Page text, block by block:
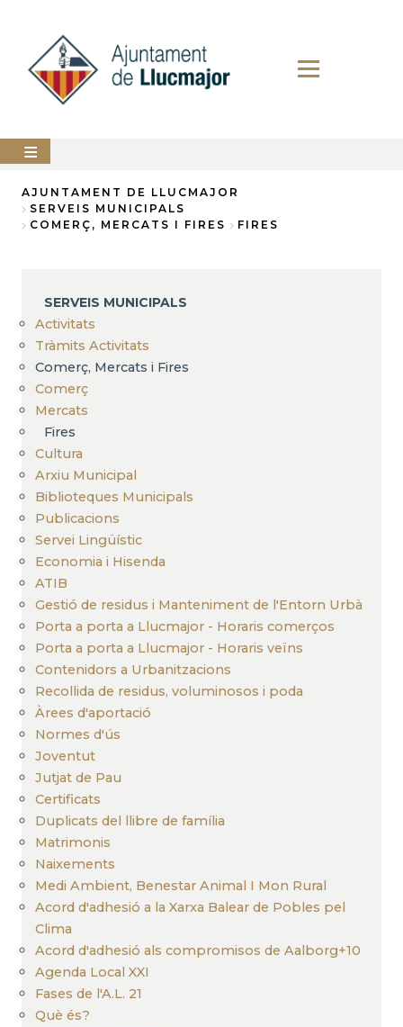
contingut
AJUNTAMENT
LLUCMAJOR
PERFIL
DEL
CONTRACTANT
Fil
AJUNTAMENT DE LLUCMAJOR
SERVEIS MUNICIPALS
COMERÇ, MERCATS I FIRES
FIRES
SERVEIS MUNICIPALS
Activitats
Tràmits Activitats
Comerç, Mercats i Fires
Comerç
Mercats
Fires
Cultura
Arxiu Municipal
Biblioteques Municipals
Publicacions
Servei Lingüístic
Economia i Hisenda
ATIB
Gestió de residus i Manteniment de l'Entorn Urbà
Porta a porta a Llucmajor - Horaris comerços
Porta a porta a Llucmajor - Horaris veïns
Contenidors a Urbanitzacions
Recollida de residus, voluminosos i poda
Àrees d'aportació
Normes d'ús
Joventut
Jutjat de Pau
Certificats
Duplicats del llibre de família
Matrimonis
Naixements
Medi Ambient, Benestar Animal I Mon Rural
Acord d'adhesió a la Xarxa Balear de Pobles pel
Clima
Acord d'adhesió als compromisos de Aalborg+10
Agenda Local XXI
Fases de l'A.L. 21
Què és?